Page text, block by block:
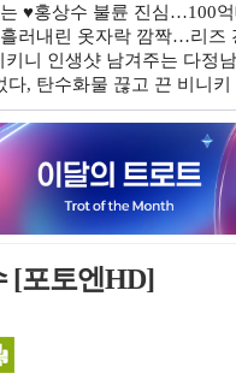
♥홍상수 불륜 진심…100
러내린 옷자락 깜짝…리즈
키니 인생샷 남겨주는 다정
, 탄수화물 끊고 끈 비니키
[포토엔HD]